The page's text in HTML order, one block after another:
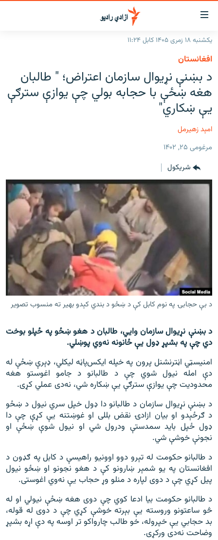
د
لاسرسۍ
وړ
لېنکونه
متن
اصلي
مېنو
ته
ورتلل
پاڼې
مراجعه
افغانستان
سیمه
خبرونه
افغانستان
د خپرونو جدول
مرکې
ورزش
اړیکه
دري پاڼه
Azadi English
راسره ملګري شئ
د ازادې اروپا/ ازادي راډيو ټولې پاڼې
یکشنبه ۱۸ زمری ۱۴۰۵ کابل ۱۱:۲۴
افغانستان
د بښنې نړیوال سازمان اعتراض؛ " طالبان
هغه ښځې با حجابه بولي چې یوازې سترګې
یې ښکاري"
امېد زهیرمل
مرغومی ۲۵, ۱۴۰۲
شريکول
د بې حجابۍ په نوم کابل کې د ښځو د بندي کېدو بهیر ته منسوب تصویر
د بښنې نړیوال سازمان وايي، طالبان د هغو ښځو په ځپلو بوخت
دي چې په بشپړ ډول یې ځانونه نه‌وي پوښلي.
امنیسټي اڼترنشنل پرون په خپله ایکس‌پاڼه لیکلي، ډېرې ښځې له
دې امله نيول شوي چې د طالبانو د جامو اغوستو هغه
محدوديت چې يوازې سترګې يې ښکاره شي، نه‌دی عملي کړی.
د بښنې نړیوال سازمان د طالبانو دا ډول خپل سري نیول د ښځو
د ګرځېدو او بیان ازادۍ نقض بللی او غوښتنه یې کړې چې دا
ډول ځپل باید سمدستې ودرول شي او نیول شوې ښځې او
نجونې خوشې شي.
د طالبانو حکومت له تېرو دوو اوونیو راهیسې د کابل په ګډون د
افغانستان په یو شمېر ښارونو کې د هغو نجونو او ښځو نیول
پیل کړي چې د دوی لپاره د منلو وړ حجاب یې نه‌‌‌وي اغوستی.
د طالبانو حکومت بیا ادعا کوي چې دوی هغه ښځې نیولي او له
څو ساعتونو وروسته یې بېرته خوشې کړي چې د دوی له قوله،
بد حجابي یې خپروله، خو طالب چارواکو تر اوسه په دې اړه بشپړ
وضاحت نه‌دی ورکړی.